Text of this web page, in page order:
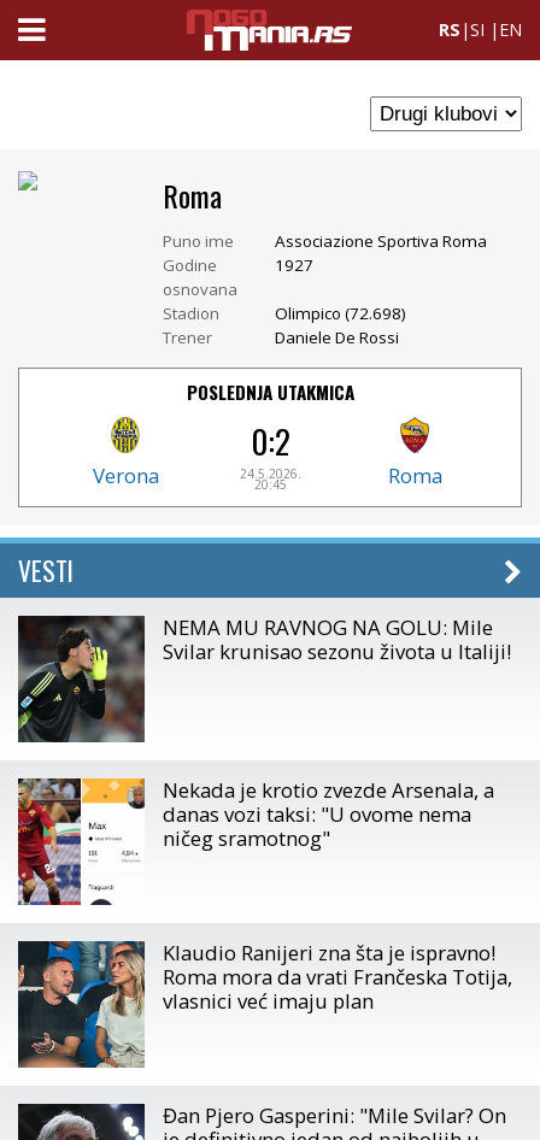
RS |SI | EN
Roma
Puno ime
Associazione Sportiva Roma
Godine
osnovana
1927
Stadion
Olimpico (72.698)
Trener
Daniele De Rossi
POSLEDNJA UTAKMICA
Verona
0:2
24.5.2026.
20:45 Roma
VESTI
NEMA MU RAVNOG NA GOLU: Mile
Svilar krunisao sezonu života u Italiji!
Nekada je krotio zvezde Arsenala, a
danas vozi taksi: "U ovome nema
ničeg sramotnog"
Klaudio Ranijeri zna šta je ispravno!
Roma mora da vrati Frančeska Totija,
vlasnici već imaju plan
Đan Pjero Gasperini: "Mile Svilar? On